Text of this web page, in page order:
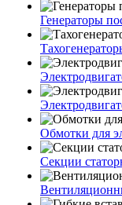
Генераторы
Обмотки для
Секции